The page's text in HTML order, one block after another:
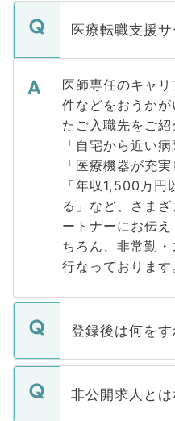
医療転職支援
医師専任のキャ
件などをおうか
たご入職先をご紹
「自宅から近い
「医療機器が充
「年収1,500万円
る」など、さま
ートナーにお伝
ちろん、非常勤
行なっております
登録後は何を
ご登録いただき
登録内容を確認
非公開求人と